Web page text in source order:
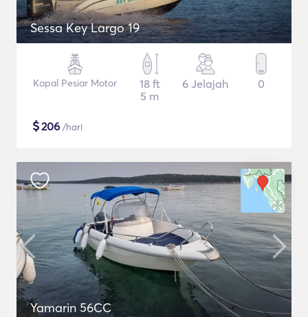
Sessa Key Largo 19
Kapal Pesiar Motor
18 ft
5 m
6 Jelajah 0
$206 /hari
Yamarin 56CC